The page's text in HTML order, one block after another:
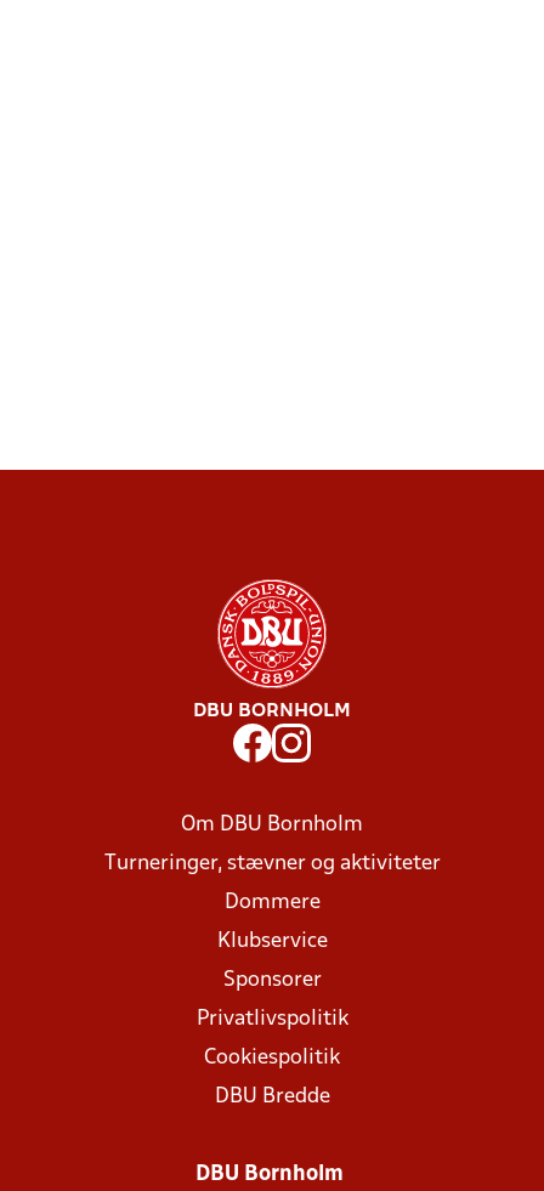
DBU BORNHOLM
Om DBU Bornholm
Turneringer, stævner og aktiviteter
Dommere
Klubservice
Sponsorer
Privatlivspolitik
Cookiespolitik
DBU Bredde
DBU Bornholm